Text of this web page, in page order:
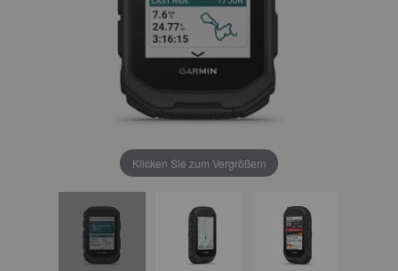
Klicken Sie zum Vergrößern